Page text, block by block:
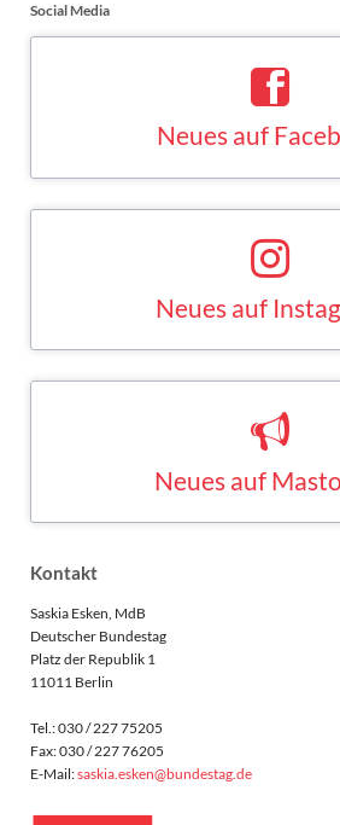
Social Media
Kontakt
Saskia Esken, MdB
Deutscher Bundestag
Platz der Republik 1
11011 Berlin
Tel.: 030 / 227 75205
Fax: 030 / 227 76205
E-Mail:saskia.esken@bundestag.de